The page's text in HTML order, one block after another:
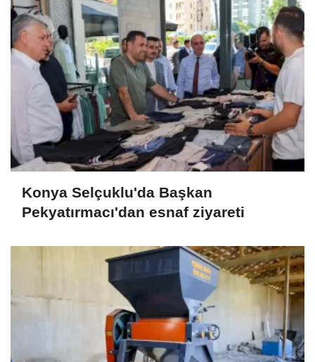
Konya Selçuklu'da Başkan
Pekyatırmacı'dan esnaf ziyareti